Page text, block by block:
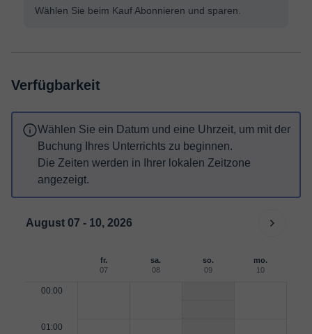
Wählen Sie beim Kauf Abonnieren und sparen.
Verfügbarkeit
Wählen Sie ein Datum und eine Uhrzeit, um mit der
Buchung Ihres Unterrichts zu beginnen.
Die Zeiten werden in Ihrer lokalen Zeitzone
angezeigt.
August 07 - 10, 2026
fr.
07
sa.
08
so.
09
mo.
10
00:00
01:00